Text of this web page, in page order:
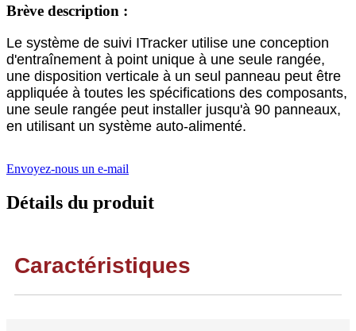
Brève description :
Le système de suivi ITracker utilise une conception
d'entraînement à point unique à une seule rangée,
une disposition verticale à un seul panneau peut être
appliquée à toutes les spécifications des composants,
une seule rangée peut installer jusqu'à 90 panneaux,
en utilisant un système auto-alimenté.
Envoyez-nous un e-mail
Détails du produit
Caractéristiques